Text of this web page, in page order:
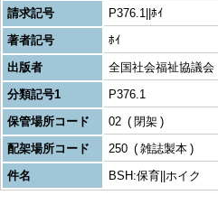
請求記号
P376.1||ﾎｲ
著者記号
ﾎｲ
出版者
全国社会福祉協議会
分類記号1
P376.1
保管場所コード
02
閉架
配架場所コード
250
雑誌製本
件名
BSH:保育||ホイク